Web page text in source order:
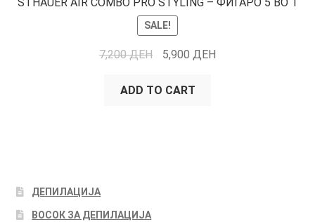
SALE!
7,200ДЕН 5,900 ДЕН
ADD TO CART
ДЕПИЛАЦИЈА
ВОСОК ЗА ДЕПИЛАЦИЈА